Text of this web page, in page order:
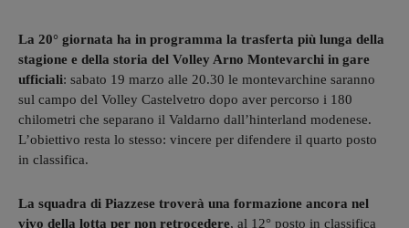
La 20° giornata ha in programma la trasferta più lunga della
stagione e della storia del Volley Arno Montevarchi in gare
ufficiali: sabato 19 marzo alle 20.30 le montevarchine saranno
sul campo del Volley Castelvetro dopo aver percorso i 180
chilometri che separano il Valdarno dall’hinterland modenese.
L’obiettivo resta lo stesso: vincere per difendere il quarto posto
in classifica.
La squadra di Piazzese troverà una formazione ancora nel
vivo della lotta per non retrocedere, al 12° posto in classifica